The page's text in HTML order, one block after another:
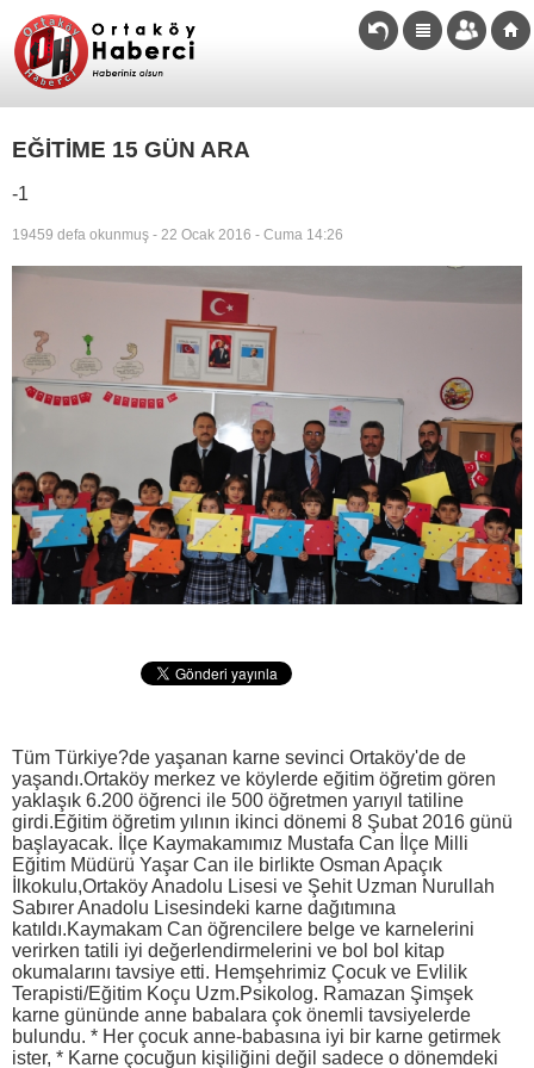
EĞİTİME 15 GÜN ARA
-1
19459 defa okunmuş - 22 Ocak 2016 - Cuma 14:26
Tüm Türkiye?de yaşanan karne sevinci Ortaköy'de de
yaşandı.Ortaköy merkez ve köylerde eğitim öğretim gören
yaklaşık 6.200 öğrenci ile 500 öğretmen yarıyıl tatiline
girdi.Eğitim öğretim yılının ikinci dönemi 8 Şubat 2016 günü
başlayacak. İlçe Kaymakamımız Mustafa Can İlçe Milli
Eğitim Müdürü Yaşar Can ile birlikte Osman Apaçık
İlkokulu,Ortaköy Anadolu Lisesi ve Şehit Uzman Nurullah
Sabırer Anadolu Lisesindeki karne dağıtımına
katıldı.Kaymakam Can öğrencilere belge ve karnelerini
verirken tatili iyi değerlendirmelerini ve bol bol kitap
okumalarını tavsiye etti. Hemşehrimiz Çocuk ve Evlilik
Terapisti/Eğitim Koçu Uzm.Psikolog. Ramazan Şimşek
karne gününde anne babalara çok önemli tavsiyelerde
bulundu. * Her çocuk anne-babasına iyi bir karne getirmek
ister, * Karne çocuğun kişiliğini değil sadece o dönemdeki